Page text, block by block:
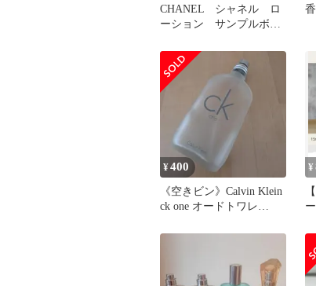
CHANEL シャネル ロ
ーション サンプルボト
２個セット
¥400
《空きビン》Calvin Klein
ck one オードトワレ
¥